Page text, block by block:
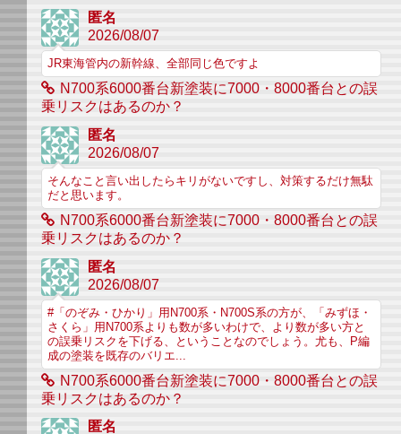
匿名
2026/08/07
JR東海管内の新幹線、全部同じ色ですよ
N700系6000番台新塗装に7000・8000番台との誤
乗リスクはあるのか？
匿名
2026/08/07
そんなこと言い出したらキリがないですし、対策するだけ無駄
だと思います。
N700系6000番台新塗装に7000・8000番台との誤
乗リスクはあるのか？
匿名
2026/08/07
#「のぞみ・ひかり」用N700系・N700S系の方が、「みずほ・
さくら」用N700系よりも数が多いわけで、より数が多い方と
の誤乗リスクを下げる、ということなのでしょう。尤も、P編
成の塗装を既存のバリエ...
N700系6000番台新塗装に7000・8000番台との誤
乗リスクはあるのか？
匿名